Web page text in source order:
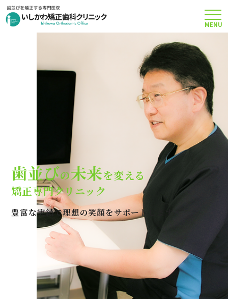
矯正治療について
当院のこだわり
費用について
クリニック案内
Q＆A
アクセス
MENU
歯並びの未来を変える
矯正専門クリニック
豊富な実績で理想の笑顔をサポートします